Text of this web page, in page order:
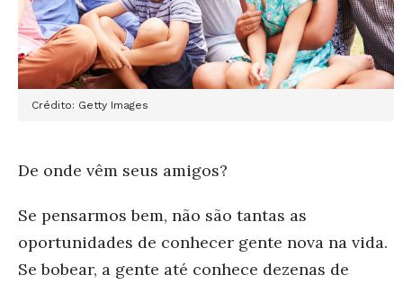
Crédito: Getty Images
De onde vêm seus amigos?
Se pensarmos bem, não são tantas as
oportunidades de conhecer gente nova na vida.
Se bobear, a gente até conhece dezenas de